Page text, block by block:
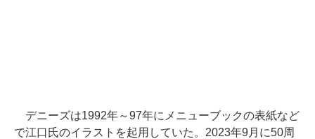
デニーズは1992年～97年にメニューブックの表紙など
で江口氏のイラストを起用していた。2023年9月に50周